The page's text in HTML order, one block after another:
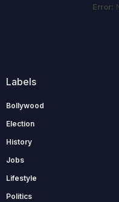
Error:
Labels
Bollywood
Election
History
Jobs
Lifestyle
Politics